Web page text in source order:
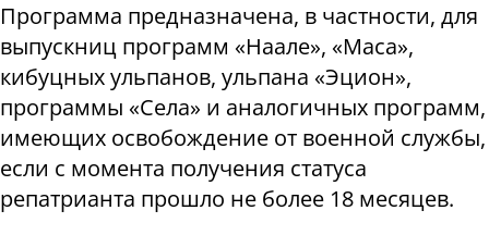
Программа предназначена, в частности, для
выпускниц программ «Наале», «Маса»,
кибуцных ульпанов, ульпана «Эцион»,
программы «Села» и аналогичных программ,
имеющих освобождение от военной службы,
если с момента получения статуса
репатрианта прошло не более 18 месяцев.